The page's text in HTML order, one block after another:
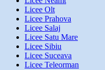
Licee Olt
Licee Prahova
Licee Salaj
Licee Satu Mare
Licee Sibiu
Licee Suceava
Licee Teleorman